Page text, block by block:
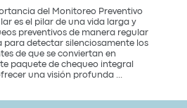
del Monitoreo Preventivo
es el pilar de una vida larga y
preventivos de manera regular
para detectar silenciosamente los
de que se conviertan en
paquete de chequeo integral
una visión profunda ...